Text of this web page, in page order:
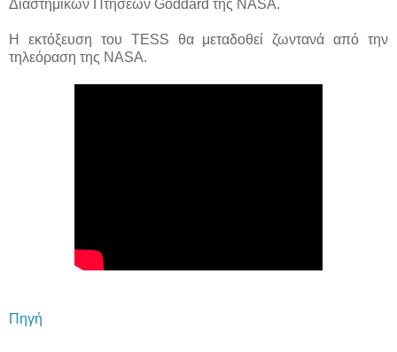
Διαστημικών Πτήσεων Goddard της NASA.
Η εκτόξευση του TESS θα μεταδοθεί ζωντανά από την
τηλεόραση της NASA.
Πηγή